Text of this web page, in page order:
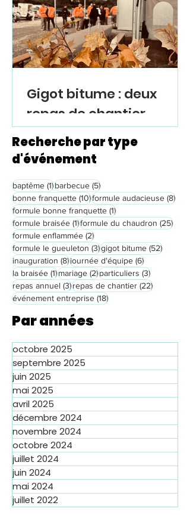
sécurité
Gigot bitume : deux
repas de chantier
réussis à Oullins et
Reventin-Vaugris
Recherche par type
d'événement
baptême (1)1 post
barbecue (5)5 posts
bonne franquette (10)10 posts
formule audacieuse (8)8
formule bonne franquette (1)1 post
formule braisée (1)1 post
formule du chaudron (25)25
formule enflammée (2)2 posts
formule le gueuleton (3)3 posts
gigot bitume (52)52 posts
inauguration (8)8 posts
journée d'équipe (6)6 posts
la braisée (1)1 post
mariage (2)2 posts
particuliers (3)3 posts
repas annuel (3)3 posts
repas de chantier (22)22 posts
événement entreprise (18)18 posts
Par années
octobre 2025
septembre 2025
juin 2025
mai 2025
avril 2025
décembre 2024
novembre 2024
octobre 2024
juillet 2024
juin 2024
mai 2024
juillet 2022